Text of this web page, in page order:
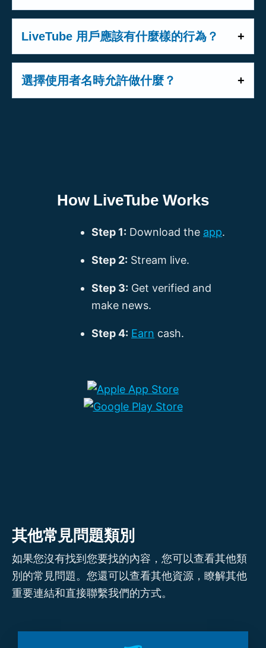
作。
- 不要干擾 緊急救援人員或其他助手的工
作。
全距離。
查看LiveTube 規則以獲取該做和不該做
的完整清單
始終考慮拍攝這種情況是否合乎道德。如
果我們的業務員發現任何不當情況，他們
會進行干預，但您有責任以合乎道德和安
全的方式行事。
可能會導致您的帳戶被舉報給相關機構。
以在我們的規則中找到更多資訊。
我們意識到 LiveTube 在傳播具有重大公共
利益的及時和準確的資訊方面所發揮的作
用。有時，這可能意味著包含通常被視為
涉及重大事件（如大規模抗議）的廣播，
或可能涉及對抗或威脅元素的緊急情況。
LiveTube廣播此類內容。我們相信，這有
將根據具體情況仔細審查這些情況，允許
LiveTube 用戶應該有什麼樣的行為？
LiveTube 始終鼓勵尊重他人的行為。我們
絕不容忍針對其他使用者、製作人或團隊
成員的騷擾、辱駡或仇恨言論。仇恨言
選擇使用者名時允許做什麼？
How LiveTube Works
Step 1: Download the app.
Step 2: Stream live.
Step 3: Get verified and
make news.
Step 4: Earn cash.
其他常見問題類別
如果您沒有找到您要找的內容，您可以查看其他類
別的常見問題。您還可以查看其他資源，瞭解其他
重要連結和直接聯繫我們的方式。